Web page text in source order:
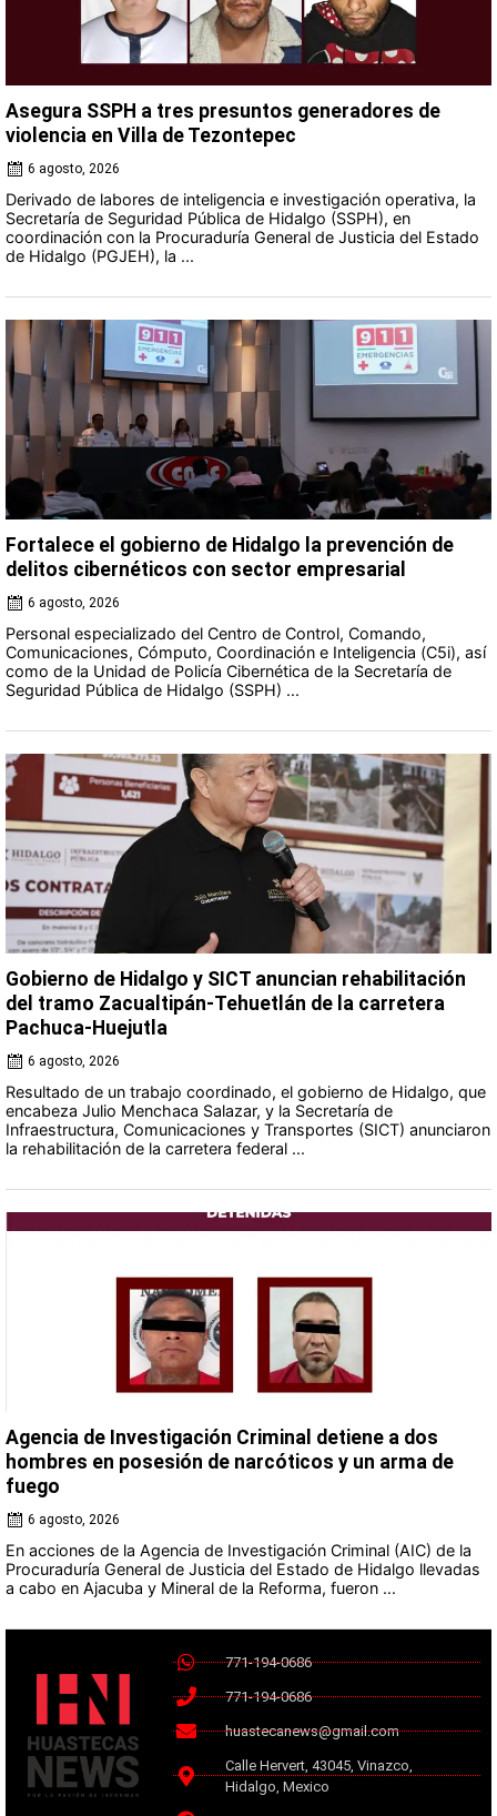
Asegura SSPH a tres presuntos generadores de
violencia en Villa de Tezontepec
6 agosto, 2026
Derivado de labores de inteligencia e investigación operativa, la
Secretaría de Seguridad Pública de Hidalgo (SSPH), en
coordinación con la Procuraduría General de Justicia del Estado
de Hidalgo (PGJEH), la ...
Fortalece el gobierno de Hidalgo la prevención de
delitos cibernéticos con sector empresarial
6 agosto, 2026
Personal especializado del Centro de Control, Comando,
Comunicaciones, Cómputo, Coordinación e Inteligencia (C5i), así
como de la Unidad de Policía Cibernética de la Secretaría de
Seguridad Pública de Hidalgo (SSPH) ...
Gobierno de Hidalgo y SICT anuncian rehabilitación
del tramo Zacualtipán-Tehuetlán de la carretera
Pachuca-Huejutla
6 agosto, 2026
Resultado de un trabajo coordinado, el gobierno de Hidalgo, que
encabeza Julio Menchaca Salazar, y la Secretaría de
Infraestructura, Comunicaciones y Transportes (SICT) anunciaron
la rehabilitación de la carretera federal ...
Agencia de Investigación Criminal detiene a dos
hombres en posesión de narcóticos y un arma de
fuego
6 agosto, 2026
En acciones de la Agencia de Investigación Criminal (AIC) de la
Procuraduría General de Justicia del Estado de Hidalgo llevadas
a cabo en Ajacuba y Mineral de la Reforma, fueron ...
771-194-0686
771-194-0686
huastecanews@gmail.com
Calle Hervert, 43045, Vinazco,
Hidalgo, Mexico